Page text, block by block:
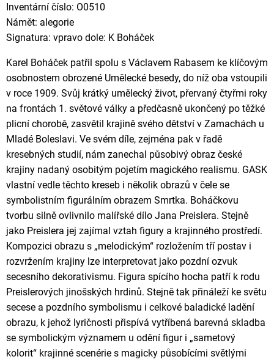
Inventární číslo: O0510
Námět: alegorie
Signatura: vpravo dole: K Boháček
Karel Boháček patřil spolu s Václavem Rabasem ke klíčovým
osobnostem obrozené Umělecké besedy, do níž oba vstoupili
v roce 1909. Svůj krátký umělecký život, přervaný čtyřmi roky
na frontách 1. světové války a předčasně ukončený po těžké
plicní chorobě, zasvětil krajině svého dětství v Zamachách u
Mladé Boleslavi. Ve svém díle, zejména pak v řadě
kresebných studií, nám zanechal působivý obraz české
krajiny nadaný osobitým pojetím magického realismu. GASK
vlastní vedle těchto kreseb i několik obrazů v čele se
symbolistním figurálním obrazem Smrtka. Boháčkovu
tvorbu silně ovlivnilo malířské dílo Jana Preislera. Stejně
jako Preislera jej zajímal vztah figury a krajinného prostředí.
Kompozici obrazu s „melodickým“ rozložením tří postav i
rozvržením krajiny lze interpretovat jako pozdní ozvuk
secesního dekorativismu. Figura spícího hocha patří k rodu
Preislerových jinošských hrdinů. Stejně tak přináleží ke světu
secese a pozdního symbolismu i celkové baladické ladění
obrazu, k jehož lyričnosti přispívá vytříbená barevná skladba
se symbolickým významem u odění figur i „sametový
kolorit“ krajinné scenérie s magicky působícími světlými